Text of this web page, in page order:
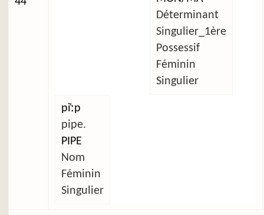
Déterminant
Singulier_1ère
Possessif
Féminin
Singulier
pi̜ːp
pipe.
PIPE
Nom
Féminin
Singulier